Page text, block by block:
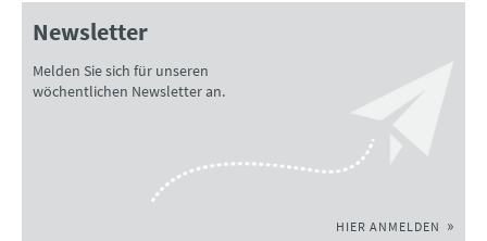
Newsletter
Melden Sie sich für unseren
wöchentlichen Newsletter an.
HIER ANMELDEN